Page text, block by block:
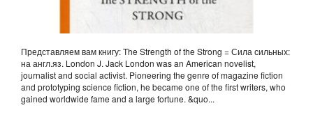
Представляем вам книгу: The Strength of the Strong = Сила сильных:
на англ.яз. London J. Jack London was an American novelist,
journalist and social activist. Pioneering the genre of magazine fiction
and prototyping science fiction, he became one of the first writers, who
gained worldwide fame and a large fortune. &quo...